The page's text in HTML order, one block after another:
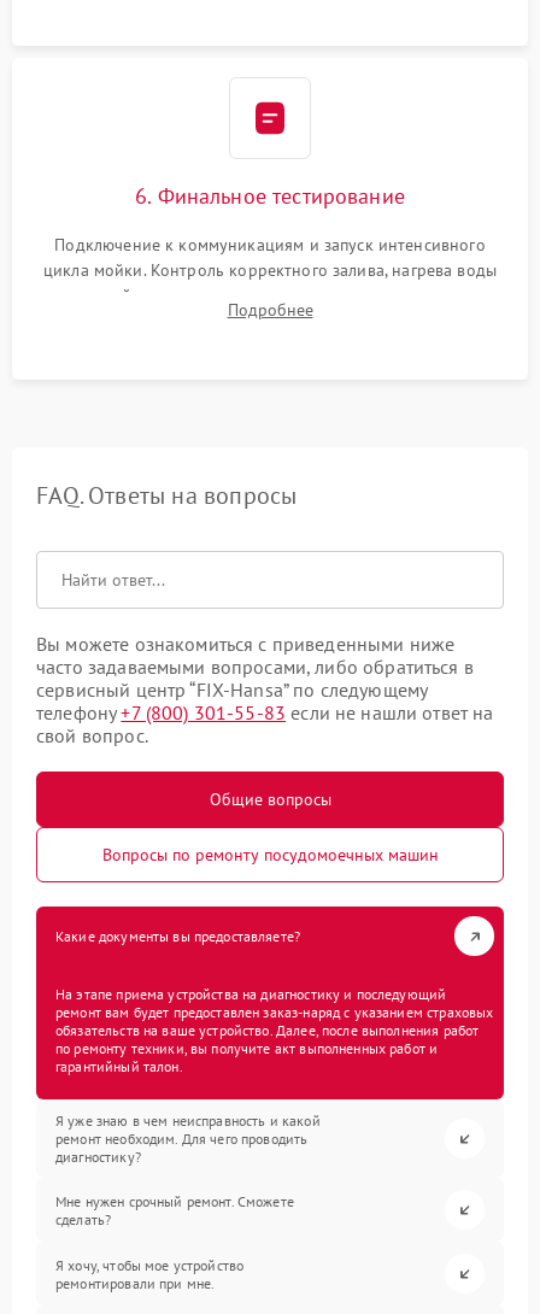
6. Финальное тестирование
Подключение к коммуникациям и запуск интенсивного
цикла мойки. Контроль корректного залива, нагрева воды
до нужной температуры, отсутствия посторонних шумов,
штатного слива и абсолютной сухости в поддоне.
Подробнее
FAQ. Ответы на вопросы
Вы можете ознакомиться с приведенными ниже
часто задаваемыми вопросами, либо обратиться в
сервисный центр “FIX-Hansa” по следующему
телефону+7 (800) 301-55-83 если не нашли ответ на
свой вопрос.
Общие вопросы
Вопросы по ремонту посудомоечных машин
Какие документы вы предоставляете?
На этапе приема устройства на диагностику и последующий
ремонт вам будет предоставлен заказ-наряд с указанием страховых
обязательств на ваше устройство. Далее, после выполнения работ
по ремонту техники, вы получите акт выполненных работ и
гарантийный талон.
Я уже знаю в чем неисправность и какой
ремонт необходим. Для чего проводить
диагностику?
Мне нужен срочный ремонт. Сможете
сделать?
Я хочу, чтобы мое устройство
ремонтировали при мне.